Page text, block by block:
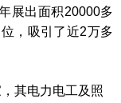
展出面积20000多
，吸引了近2万多
其电力电工及照